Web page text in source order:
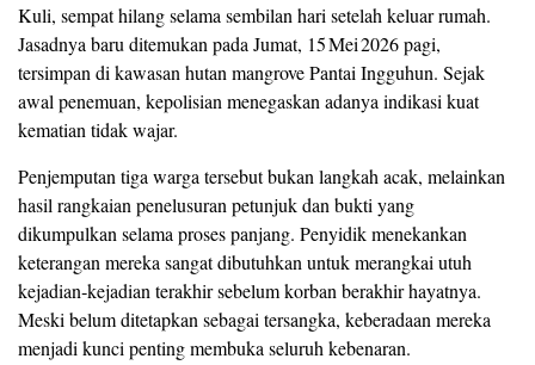
Kuli, sempat hilang selama sembilan hari setelah keluar rumah.
Jasadnya baru ditemukan pada Jumat, 15 Mei 2026 pagi,
tersimpan di kawasan hutan mangrove Pantai Ingguhun. Sejak
awal penemuan, kepolisian menegaskan adanya indikasi kuat
kematian tidak wajar.
Penjemputan tiga warga tersebut bukan langkah acak, melainkan
hasil rangkaian penelusuran petunjuk dan bukti yang
dikumpulkan selama proses panjang. Penyidik menekankan
keterangan mereka sangat dibutuhkan untuk merangkai utuh
kejadian‑kejadian terakhir sebelum korban berakhir hayatnya.
Meski belum ditetapkan sebagai tersangka, keberadaan mereka
menjadi kunci penting membuka seluruh kebenaran.